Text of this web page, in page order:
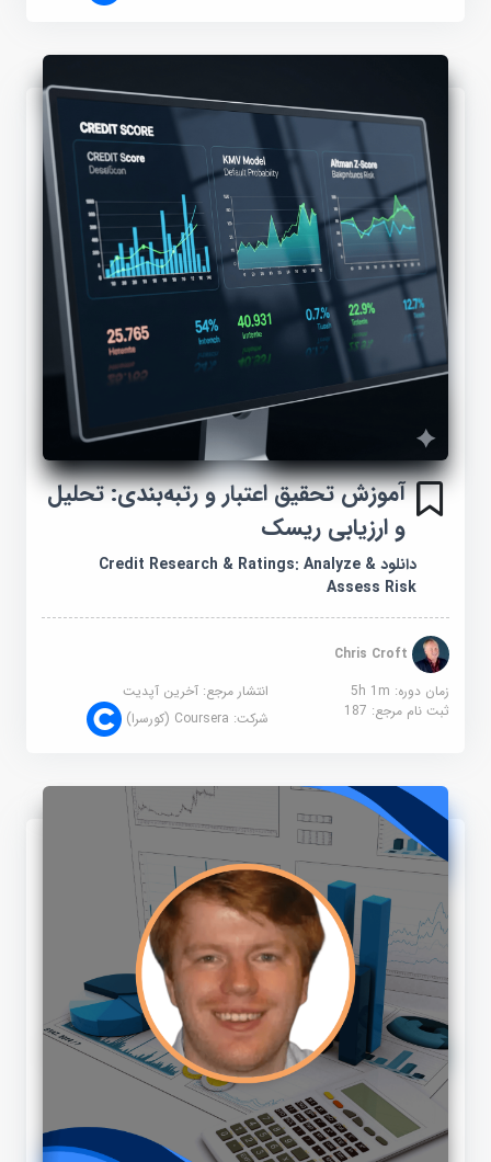
آموزش تحقیق اعتبار و رتبه‌بندی: تحلیل
و ارزیابی ریسک
دانلود Credit Research & Ratings: Analyze &
Assess Risk
Chris Croft
زمان دوره: 5h 1m
انتشار مرجع:آخرین آپدیت
ثبت نام مرجع:187 شرکت:Coursera (کورسرا)